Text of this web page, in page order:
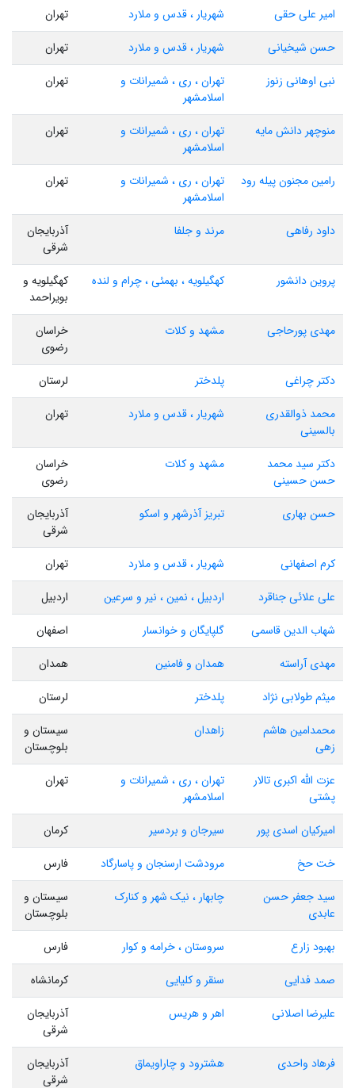
امیر علی حقی شهریار ، قدس و ملارد
تهران
حسن شیخیانی
شهریار ، قدس و ملارد
تهران
نبی اوهانی زنوز
تهران ، ری ، شمیرانات و
اسلامشهر
تهران
منوچهر دانش مایه
تهران ، ری ، شمیرانات و
اسلامشهر
تهران
رامین مجنون پیله رود
تهران ، ری ، شمیرانات و
اسلامشهر
تهران
داود رفاهی مرند و جلفا
آذربایجان
شرقی
پروین دانشور
کهگیلویه ، بهمئی ، چرام و لنده
کهگیلویه و
بویراحمد
مهدی پورحاجی
مشهد و کلات
خراسان
رضوی
دکتر چراغی
پلدختر
لرستان
محمد ذوالقدری
بالسینی
شهریار ، قدس و ملارد تهران
دکتر سید محمد
حسن حسینی
مشهد و کلات
خراسان
رضوی
حسن بهاری
تبریز آذرشهر و اسکو
آذربایجان
شرقی
کرم اصفهانی
شهریار ، قدس و ملارد
تهران
علی علائی جناقرد
اردبیل ، نمین ، نیر و سرعین
اردبیل
شهاب الدین قاسمی
گلپایگان و خوانسار
اصفهان
مهدی آراسته
همدان و فامنین
همدان
میثم طولابی نژاد
پلدختر
لرستان
محمدامین هاشم
زهی
زاهدان
سیستان و
بلوچستان
عزت الله اکبری تالار
پشتی
تهران ، ری ، شمیرانات و
اسلامشهر
تهران
امیرکیان اسدی پور سیرجان و بردسیر
کرمان
خت حخ
مرودشت ارسنجان و پاسارگاد
فارس
سید جعفر حسن
عابدی
چابهار ، نیک شهر و کنارک
سیستان و
بلوچستان
بهبود زارع
سروستان ، خرامه و کوار
فارس
صمد فدایی
سنقر و کلیایی
کرمانشاه
علیرضا اصلانی
اهر و هریس
آذربایجان
شرقی
فرهاد واحدی
هشترود و چاراویماق
آذربایجان
شرقی